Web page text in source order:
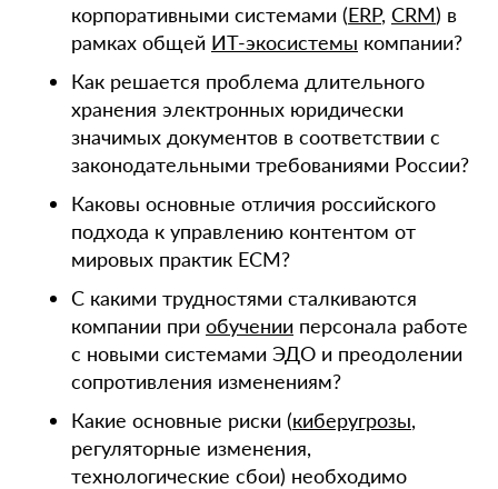
корпоративными системами (ERP, CRM) в
рамках общей ИТ-экосистемы компании?
Как решается проблема длительного
хранения электронных юридически
значимых документов в соответствии с
законодательными требованиями России?
Каковы основные отличия российского
подхода к управлению контентом от
мировых практик ECM?
С какими трудностями сталкиваются
компании при обучении персонала работе
с новыми системами ЭДО и преодолении
сопротивления изменениям?
Какие основные риски (киберугрозы,
регуляторные изменения,
технологические сбои) необходимо